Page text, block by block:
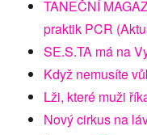
TANEČNÍ
praktik PCR
SE.S.TA má na
Když nemusíte
Lži, které muži
Nový cirkus na